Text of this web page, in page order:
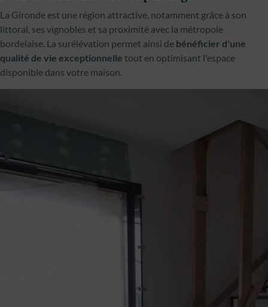
La Gironde est une région attractive, notamment grâce à son
littoral, ses vignobles et sa proximité avec la métropole
bordelaise. La surélévation permet ainsi de bénéficier d'une
qualité de vie exceptionnelle tout en optimisant l'espace
disponible dans votre maison.